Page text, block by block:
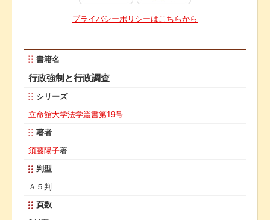
プライバシーポリシーはこちらから
書籍名
行政強制と行政調査
シリーズ
立命館大学法学叢書第19号
著者
須藤陽子著
判型
Ａ５判
頁数